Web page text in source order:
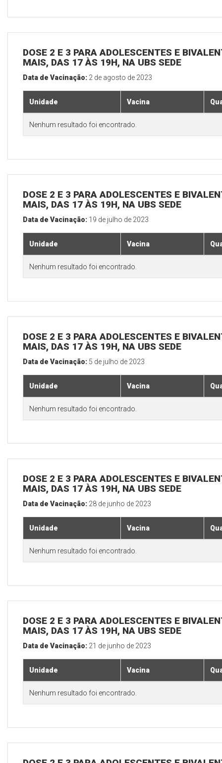
DOSE 2 E 3 PARA ADOLESCENTES E
MAIS, DAS 17 ÀS 19H, NA UBS SEDE
Data de Vacinação: 2 de agosto de 2023
Unidade Vacina
Nenhum resultado foi encontrado.
DOSE 2 E 3 PARA ADOLESCENTES E
MAIS, DAS 17 ÀS 19H, NA UBS SEDE
Data de Vacinação: 19 de julho de 2023
Unidade Vacina
Nenhum resultado foi encontrado.
DOSE 2 E 3 PARA ADOLESCENTES E
MAIS, DAS 17 ÀS 19H, NA UBS SEDE
Data de Vacinação: 5 de julho de 2023
Unidade Vacina
Nenhum resultado foi encontrado.
DOSE 2 E 3 PARA ADOLESCENTES E
MAIS, DAS 17 ÀS 19H, NA UBS SEDE
Data de Vacinação: 28 de junho de 2023
Unidade Vacina
Nenhum resultado foi encontrado.
DOSE 2 E 3 PARA ADOLESCENTES E
MAIS, DAS 17 ÀS 19H, NA UBS SEDE
Data de Vacinação: 21 de junho de 2023
Unidade Vacina
Nenhum resultado foi encontrado.